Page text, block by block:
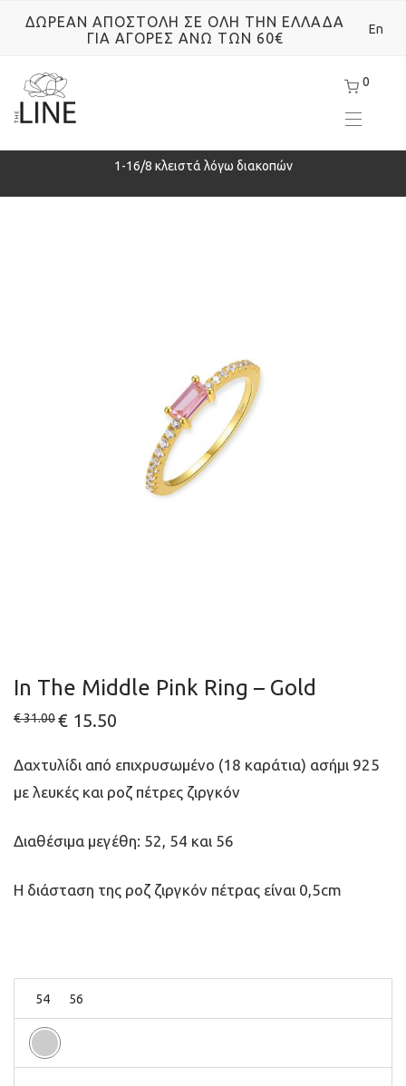
0
ΔΩΡΕΑΝ ΑΠΟΣΤΟΛΗ ΣΕ ΟΛΗ ΤΗΝ ΕΛΛΑΔΑ
ΓΙΑ ΑΓΟΡΕΣ ΑΝΩ ΤΩΝ 60€
En
1-16/8 κλειστά λόγω διακοπών
In The Middle Pink Ring – Gold
€31.00Original
price
€ 31.00.
€ 15.50
Δαχτυλίδι από επιχρυσωμένο (18 καράτια) ασήμι 925
με λευκές και ροζ πέτρες ζιργκόν
Διαθέσιμα μεγέθη: 52, 54 και 56
Η διάσταση της ροζ ζιργκόν πέτρας είναι 0,5cm
54 56